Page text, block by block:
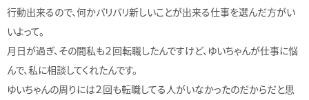
行動出来るので、何かバリバリ新しいことが出来る仕事を選んだ方がい
いよって。
月日が過ぎ、その間私も２回転職したんですけど、ゆいちゃんが仕事に悩
んで、私に相談してくれたんです。
ゆいちゃんの周りには２回も転職してる人がいなかったのだからだと思